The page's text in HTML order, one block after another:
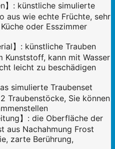
】: künstliche simulierte
aus wie echte Früchte, sehr
oder Esszimmer
】: künstliche Trauben
Kunststoff, kann mit Wasser
leicht zu beschädigen
simulierte Traubenset
Traubenstöcke, Sie können
】: die Oberfläche der
aus Nachahmung Frost
zarte Berührung,